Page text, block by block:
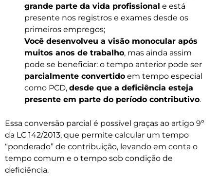
grande parte da vida profissional e está
presente nos registros e exames desde os
primeiros empregos;
Você desenvolveu a visão monocular após
muitos anos de trabalho, mas ainda assim
pode se beneficiar: o tempo anterior pode ser
parcialmente convertido em tempo especial
como PCD, desde que a deficiência esteja
presente em parte do período contributivo.
Essa conversão parcial é possível graças ao artigo 9º
da LC 142/2013, que permite calcular um tempo
“ponderado” de contribuição, levando em conta o
tempo comum e o tempo sob condição de
deficiência.